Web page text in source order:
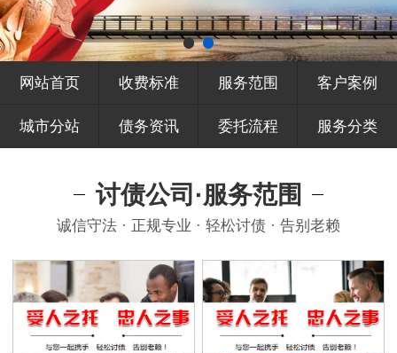
网站首页 收费标准 服务范围 客户案例
城市分站 债务资讯 委托流程 服务分类
讨债公司·服务范围
诚信守法 · 正规专业 · 轻松讨债 · 告别老赖